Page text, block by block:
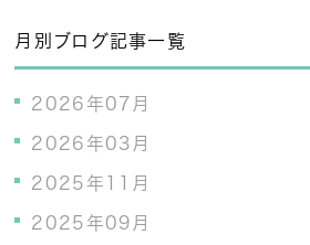
月別ブログ記事一覧
2026年07月
2026年03月
2025年11月
2025年09月